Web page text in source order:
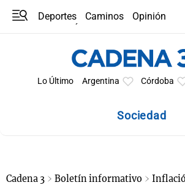
Deportes Caminos
Opinión
Lo Último Argentina Córdoba
Sociedad
Cadena 3 Boletín informativo